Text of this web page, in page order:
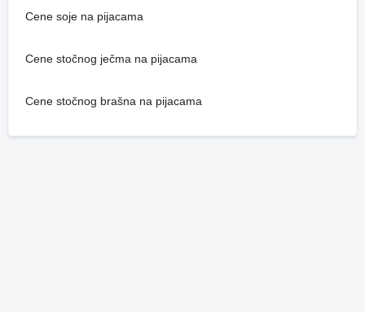
Cene soje na pijacama
Cene stočnog ječma na pijacama
Cene stočnog brašna na pijacama